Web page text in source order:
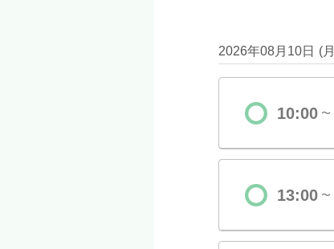
2026年08月10日 (月
10:00 〜
13:00 〜